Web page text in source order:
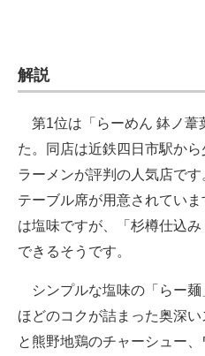
ITエンジニア向け専門サイト
IT製品の技術・比較・事例
モノづくり技術者専門サイト
エネルギーの専門メディア
解説
第1位は「らーめん 鉢ノ葦
た。同店は近鉄四日市駅か
ラーメンが評判の人気店で
テーブル席が用意されてい
は塩味ですが、「杉樽仕込
できるそうです。
シンプルな塩味の「らー麺
ほどのコクが詰まった奥深
と熊野地鶏のチャーシュー